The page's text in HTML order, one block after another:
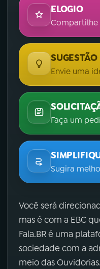
ELOGIO
SUGESTÃO
Envie uma
Faça um
Sugira
Você será
mas é com a EBC
Fala.BR é uma
sociedade com a
meio das Ouvidorias.